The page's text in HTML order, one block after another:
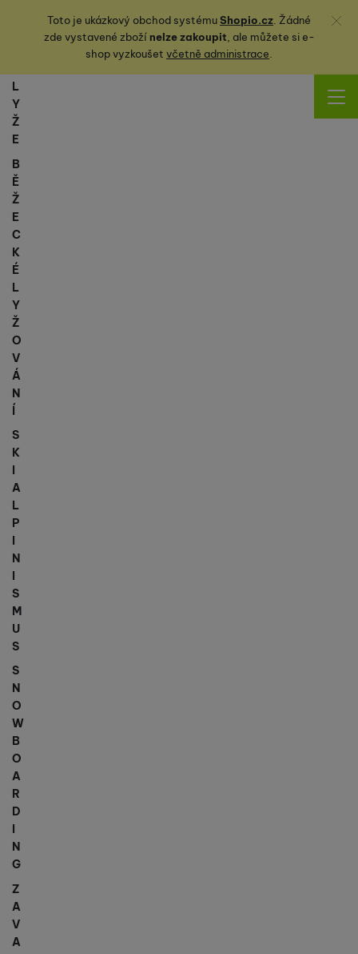
Toto je ukázkový obchod systémuShopio.cz. Žádné
zde vystavené zbožínelze zakoupit, ale můžete sie-
shop vyzkoušet včetně administrace.
Zavřít
L
Y
Ž
E
B
Ě
Ž
E
C
K
É
L
Y
Ž
O
V
Á
N
Í
S
K
I
A
L
P
I
N
I
S
M
U
S
S
N
O
W
B
O
A
R
D
N
G
Z
A
V
A